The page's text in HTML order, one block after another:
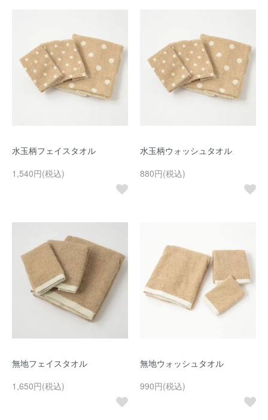
水玉柄フェイスタオル
1,540円(税込)
水玉柄ウォッシュタオル
880円(税込)
無地フェイスタオル
1,650円(税込)
無地ウォッシュタオル
990円(税込)